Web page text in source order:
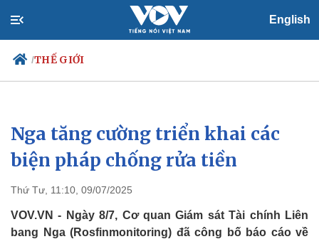
English
/THẾ GIỚI
Chính trị
Đảng
Tổ chức nhân sự
Nhận diện sự thật
Xã hội
Tin 24h
Dự báo thời tiết
Việc làm
Biển đảo
Nga tăng cường triển khai các
biện pháp chống rửa tiền
Thứ Tư, 11:10, 09/07/2025
VOV.VN - Ngày 8/7, Cơ quan Giám sát Tài chính Liên
bang Nga (Rosfinmonitoring) đã công bố báo cáo về